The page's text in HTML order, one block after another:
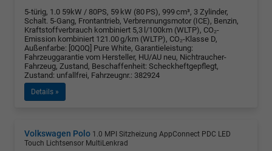
5-türig, 1.0 59kW / 80PS, 59 kW (80 PS), 999 cm³, 3 Zylinder,
Schalt. 5-Gang, Frontantrieb, Verbrennungsmotor (ICE), Benzin,
Kraftstoffverbrauch kombiniert 5,3 l/100km (WLTP), CO₂-
Emission kombiniert 121.00 g/km (WLTP), CO₂-Klasse D,
Außenfarbe: [0Q0Q] Pure White, Garantieleistung:
Fahrzeuggarantie vom Hersteller, HU/AU neu, Nichtraucher-
Fahrzeug, Zustand, Beschaffenheit: Scheckheftgepflegt,
Zustand: unfallfrei, Fahrzeugnr.: 382924
Details »
Volkswagen Polo 1.0 MPI Sitzheizung AppConnect PDC LED
Touch Lichtsensor MultiLenkrad